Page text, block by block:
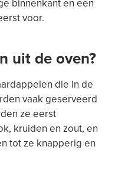
binnenkant en een
voor.
uit de oven?
die in de
vaak geserveerd
ze eerst
kruiden en zout, en
tot ze knapperig en